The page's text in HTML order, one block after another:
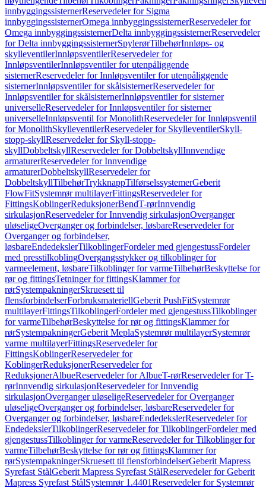
innbyggingssisternerReservedeler for Sigma
innbyggingssisternerOmega innbyggingssisternerReservedeler for
Omega innbyggingssisternerDelta innbyggingssisternerReservedeler
for Delta innbyggingssisternerSpylerørTilbehørInnløps- og
skylleventilerInnløpsventilerReservedeler for
InnløpsventilerInnløpsventiler for utenpåliggende
sisternerReservedeler for Innløpsventiler for utenpåliggende
sisternerInnløpsventiler for skålsisternerReservedeler for
Innløpsventiler for skålsisternerInnløpsventiler for sisterner
universelleReservedeler for Innløpsventiler for sisterner
universelleInnløpsventil for MonolithReservedeler for Innløpsventil
for MonolithSkylleventilerReservedeler for SkylleventilerSkyll-
stopp-skyllReservedeler for Skyll-stopp-
skyllDobbeltskyllReservedeler for DobbeltskyllInnvendige
armaturerReservedeler for Innvendige
armaturerDobbeltskyllReservedeler for
DobbeltskyllTilbehørTrykknappTilførselssystemerGeberit
FlowFitSystemrør multilayerFittingsReservedeler for
FittingsKoblingerReduksjonerBendT-rørInnvendig
sirkulasjonReservedeler for Innvendig sirkulasjonOverganger
uløseligeOverganger og forbindelser, løsbareReservedeler for
Overganger og forbindelser,
løsbareEndedekslerTilkoblingerFordeler med gjengestussFordeler
med presstilkoblingOvergangsstykker og tilkoblinger for
varmeelement, løsbareTilkoblinger for varmeTilbehørBeskyttelse for
rør og fittingsTetninger for fittingsKlammer for
rørSystempakningerSkruesett til
flensforbindelserForbruksmateriellGeberit PushFitSystemrør
multilayerFittingsTilkoblingerFordeler med gjengestussTilkoblinger
for varmeTilbehørBeskyttelse for rør og fittingsKlammer for
rørSystempakningerGeberit MeplaSystemrør multilayerSystemrør
varme multilayerFittingsReservedeler for
FittingsKoblingerReservedeler for
KoblingerReduksjonerReservedeler for
ReduksjonerAlbueReservedeler for AlbueT-rørReservedeler for T-
rørInnvendig sirkulasjonReservedeler for Innvendig
sirkulasjonOverganger uløseligeReservedeler for Overganger
uløseligeOverganger og forbindelser, løsbareReservedeler for
Overganger og forbindelser, løsbareEndedekslerReservedeler for
EndedekslerTilkoblingerReservedeler for TilkoblingerFordeler med
gjengestussTilkoblinger for varmeReservedeler for Tilkoblinger for
varmeTilbehørBeskyttelse for rør og fittingsKlammer for
rørSystempakningerSkruesett til flensforbindelserGeberit Mapress
Syrefast StålGeberit Mapress Syrefast StålReservedeler for Geberit
Mapress Syrefast StålSystemrør 1.4401Reservedeler for Systemrør